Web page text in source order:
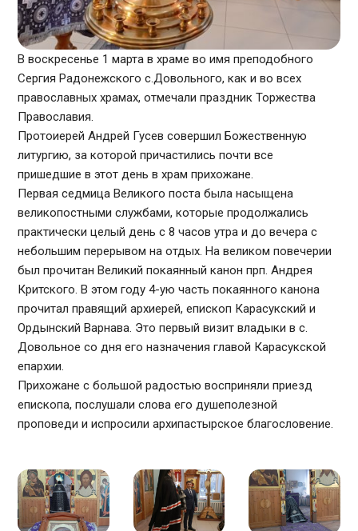
В воскресенье 1 марта в храме во имя преподобного
Сергия Радонежского с.Довольного, как и во всех
православных храмах, отмечали праздник Торжества
Православия.
Протоиерей Андрей Гусев совершил Божественную
литургию, за которой причастились почти все
пришедшие в этот день в храм прихожане.
Первая седмица Великого поста была насыщена
великопостными службами, которые продолжались
практически целый день с 8 часов утра и до вечера с
небольшим перерывом на отдых. На великом повечерии
был прочитан Великий покаянный канон прп. Андрея
Критского. В этом году 4-ую часть покаянного канона
прочитал правящий архиерей, епископ Карасукский и
Ордынский Варнава. Это первый визит владыки в с.
Довольное со дня его назначения главой Карасукской
епархии.
Прихожане с большой радостью восприняли приезд
епископа, послушали слова его душеполезной
проповеди и испросили архипастырское благословение.